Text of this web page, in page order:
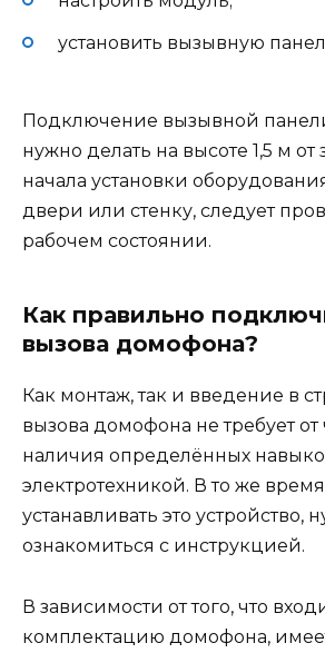
установить вызывную
Подключение вызывной
нужно делать на высоте 1,5 м
начала установки
двери или стенку, следует
рабочем состоянии.
Как правильно
вызова домофона?
Как монтаж, так и введение в
вызова домофона не требует от
наличия определённых
электротехникой. В то же
устанавливать это устройство,
ознакомиться с инструкцией.
В зависимости от того, что
комплектацию домофона,